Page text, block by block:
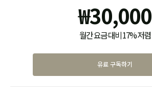
₩30,000
월간 요금 대비 17% 저렴
유료 구독하기